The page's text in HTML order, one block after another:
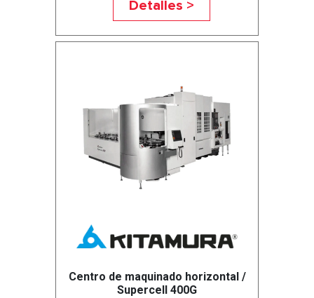
Detalles >
Centro de maquinado horizontal /
Supercell 400G